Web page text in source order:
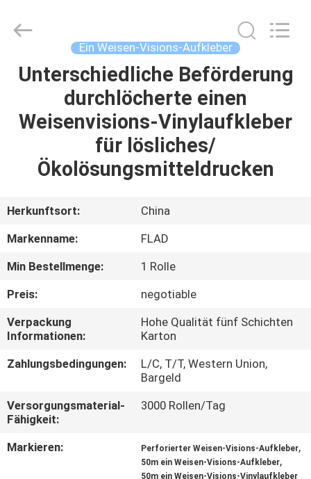
ZU
PRODUKTE
UNS
QUALITÄTSKONTROLLE
KONTAKT
MIT
EIN
Material
Co.,Ltd.
Ein Weisen-Visions-Aufkleber
Unterschiedliche Beförderung
durchlöcherte einen
Weisenvisions-Vinylaufkleber
für lösliches/
Ökolösungsmitteldrucken
Herkunftsort:
China
Markenname:
FLAD
Min Bestellmenge:
1 Rolle
Preis:
negotiable
Verpackung
Informationen:
Hohe Qualität fünf Schichten
Karton
Zahlungsbedingungen:
L/C, T/T, Western Union,
Bargeld
Versorgungsmaterial-
Fähigkeit:
3000 Rollen/Tag
Markieren: Perforierter Weisen-Visions-Aufkleber,
50m ein Weisen-Visions-Aufkleber,
50m ein Weisen-Visions-Vinylaufkleber